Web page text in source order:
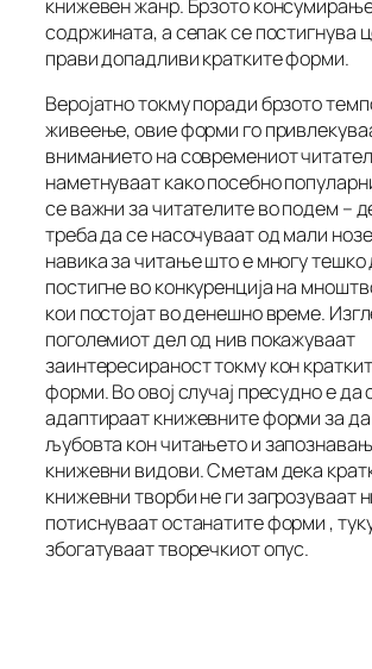
книжевен жанр. Брзото
содржината, а сепак се постигнува
прави допадливи кратките форми.
Веројатно токму поради брзото
живеење, овие форми го
вниманието на современиот
наметнуваат како посебно
се важни за читателите во подем –
треба да се насочуваат од мали
навика за читање што е многу тешко
постигне во конкуренција на
кои постојат во денешно време.
поголемиот дел од нив покажуваат
заинтересираност токму кон
форми. Во овој случај пресудно е да
адаптираат книжевните форми за да
љубовта кон читањето и
книжевни видови. Сметам дека
книжевни творби не ги загрозуваат
потиснуваат останатите форми ,
збогатуваат творечкиот опус.